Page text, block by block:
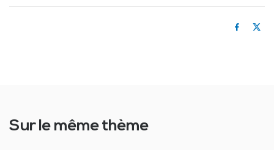
Sur le même thème